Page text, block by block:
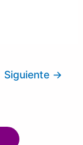
Siguiente →